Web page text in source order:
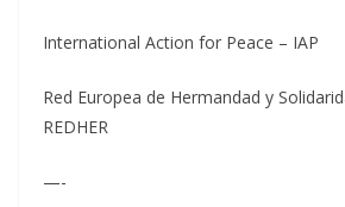
International Action for Peace – IAP
Red Europea de Hermandad y
REDHER
—-